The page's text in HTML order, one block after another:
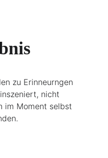
zu Erinneurngen
nicht
im Moment selbst